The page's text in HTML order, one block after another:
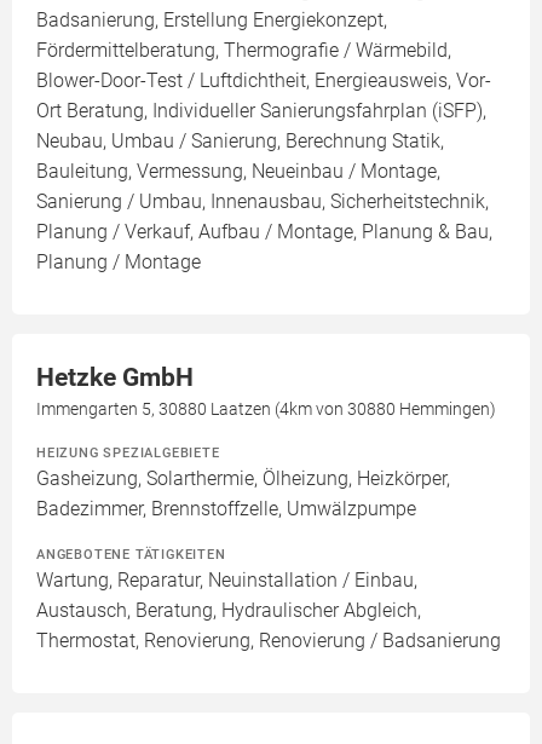
Badsanierung, Erstellung Energiekonzept,
Fördermittelberatung, Thermografie / Wärmebild,
Blower-Door-Test / Luftdichtheit, Energieausweis, Vor-
Ort Beratung, Individueller Sanierungsfahrplan (iSFP),
Neubau, Umbau / Sanierung, Berechnung Statik,
Bauleitung, Vermessung, Neueinbau / Montage,
Sanierung / Umbau, Innenausbau, Sicherheitstechnik,
Planung / Verkauf, Aufbau / Montage, Planung & Bau,
Planung / Montage
Hetzke GmbH
Immengarten 5, 30880 Laatzen (4km von 30880 Hemmingen)
HEIZUNG SPEZIALGEBIETE
Gasheizung, Solarthermie, Ölheizung, Heizkörper,
Badezimmer, Brennstoffzelle, Umwälzpumpe
ANGEBOTENE TÄTIGKEITEN
Wartung, Reparatur, Neuinstallation / Einbau,
Austausch, Beratung, Hydraulischer Abgleich,
Thermostat, Renovierung, Renovierung / Badsanierung